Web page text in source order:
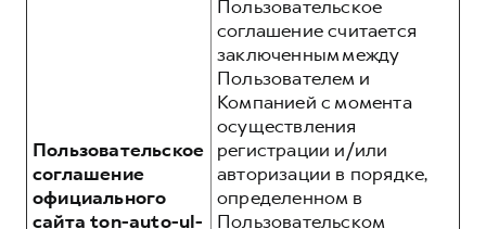
Пользовательское
соглашение
официального
сайта ton-auto-ul-
Пользовательское
соглашение считается
заключенным между
Пользователем и
Компанией с момента
осуществления
регистрации и/или
авторизации в порядке,
определенном в
Пользовательском